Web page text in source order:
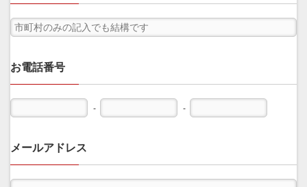
お電話番号
- -
メールアドレス